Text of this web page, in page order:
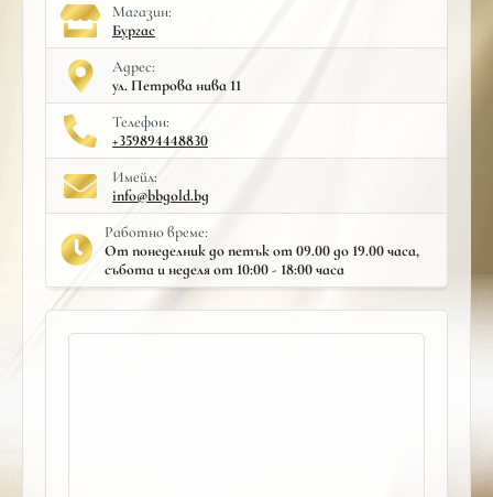
Mагазин:
Бургас
Адрес:
ул. Петрова нива 11
Телефон:
+359894448830
Имейл:
info@bbgold.bg
Работно време:
От понеделник до петък от 09.00 до 19.00 часа,
събота и неделя от 10:00 - 18:00 часа